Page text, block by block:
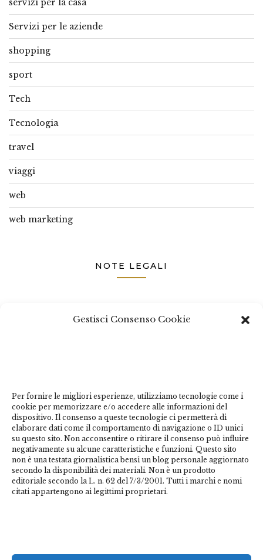
Gestisci Consenso Cookie
Per fornire le migliori esperienze, utilizziamo tecnologie come i
cookie per memorizzare e/o accedere alle informazioni del
dispositivo. Il consenso a queste tecnologie ci permetterà di
elaborare dati come il comportamento di navigazione o ID unici
su questo sito. Non acconsentire o ritirare il consenso può influire
negativamente su alcune caratteristiche e funzioni. Questo sito
non è una testata giornalistica bensì un blog personale aggiornato
secondo la disponibilità dei materiali. Non è un prodotto
editoriale secondo la L. n. 62 del 7/3/2001. Tutti i marchi e nomi
citati appartengono ai legittimi proprietari.
servizi per la casa
Servizi per le aziende
shopping
sport
Tech
Tecnologia
travel
viaggi
web
web marketing
NOTE LEGALI
carattere periodico essendo aggiornato secondo la
marchi di terzi, nomi di prodotti, nomi commerciali,
nomi corporativi e società citati possono essere marchi
di proprietà dei rispettivi titolari o marchi registrati
d’altre società e sono stati utilizzati a puro scopo
esplicativo ed a beneficio del possessore, senza alcun
fine di violazione dei diritti di Copyright vigenti. Questo
sito utilizza solo cookie tecnici, in totale rispetto della